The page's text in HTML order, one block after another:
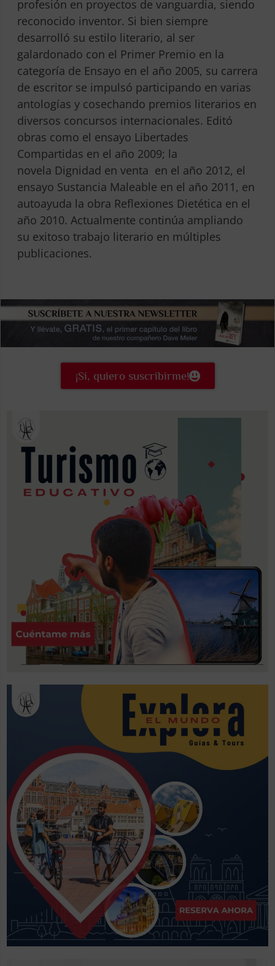
profesión en proyectos de vanguardia, siendo
reconocido inventor. Si bien siempre
desarrolló su estilo literario, al ser
galardonado con el Primer Premio en la
categoría de Ensayo en el año 2005, su carrera
de escritor se impulsó participando en varias
antologías y cosechando premios literarios en
diversos concursos internacionales. Editó
obras como el ensayo Libertades
Compartidas en el año 2009; la
novela Dignidad en venta en el año 2012, el
ensayo Sustancia Maleable en el año 2011, en
autoayuda la obra Reflexiones Dietética en el
año 2010. Actualmente continúa ampliando
su exitoso trabajo literario en múltiples
publicaciones.
¡Sí, quiero suscribirme!